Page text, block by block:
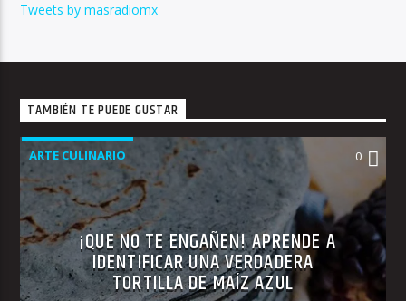
Tweets by masradiomx
TAMBIÉN TE PUEDE GUSTAR
ARTE CULINARIO 0
¡QUE NO TE ENGAÑEN! APRENDE A
IDENTIFICAR UNA VERDADERA
TORTILLA DE MAÍZ AZUL